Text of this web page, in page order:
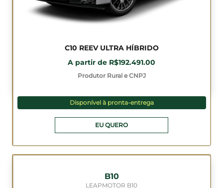
C10 REEV ULTRA HÍBRIDO
A partir de R$192.491.00
Produtor Rural e CNPJ
Disponível à pronta-entrega
EU QUERO
B10
LEAPMOTOR B10